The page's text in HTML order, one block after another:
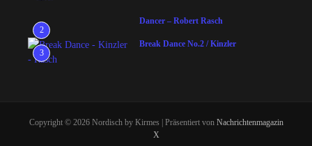
2
Dancer – Robert Rasch
3
Break Dance No.2 / Kinzler
Copyright © 2026 Nordisch by Kirmes | Präsentiert von Nachrichtenmagazin
X